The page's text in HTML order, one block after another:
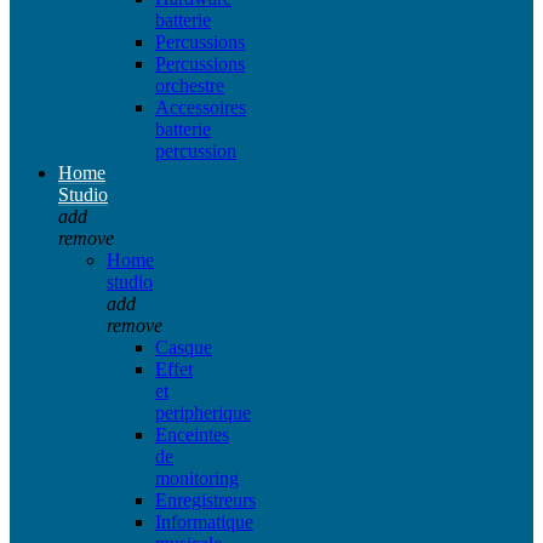
batterie
Percussions
Percussions
orchestre
Accessoires
batterie
percussion
Home
Studio
add
remove
Home
studio
add
remove
Casque
Effet
et
peripherique
Enceintes
de
monitoring
Enregistreurs
Informatique